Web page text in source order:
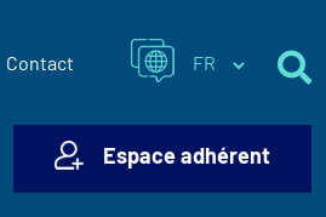
Contact
Espace adhérent